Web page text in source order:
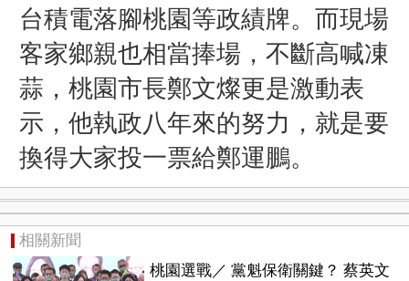
台積電落腳桃園等政績牌。而現場
客家鄉親也相當捧場，不斷高喊凍
蒜，桃園市長鄭文燦更是激動表
示，他執政八年來的努力，就是要
換得大家投一票給鄭運鵬。
相關新聞
桃園選戰／ 黨魁保衛關鍵？ 蔡英文